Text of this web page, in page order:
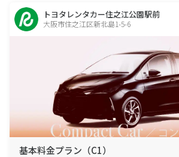
トヨタレンタカー住之江公園駅前
大阪市住之江区新北島1-5-6
基本料金プラン（C1）